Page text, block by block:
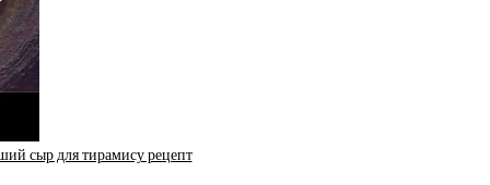
для тирамису рецепт